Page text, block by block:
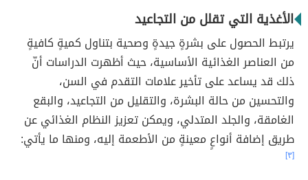
الأغذية التي تقلل من التجاعيد
يرتبط الحصول على بشرةٍ جيدةٍ وصحية بتناول كميةٍ كافيةٍ
من العناصر الغذائية الأساسية، حيث أظهرت الدراسات أنّ
ذلك قد يساعد على تأخير علامات التقدم في السن،
والتحسين من حالة البشرة، والتقليل من التجاعيد، والبقع
الغامقة، والجلد المتدلي، ويمكن تعزيز النظام الغذائي عن
طريق إضافة أنواعٍ معينةٍ من الأطعمة إليه، ومنها ما يأتي:
[٣]